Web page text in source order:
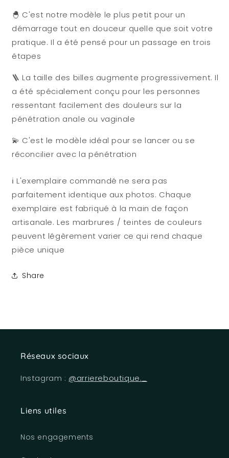
🐣 C'est notre modèle le plus petit pour un
démarrage tout en douceur quelle que soit votre
pratique. Il a été pensé pour un passage en trois
étapes
🪜 La taille des billes augmente progressivement. Il
a été spécialement conçu pour les personnes
ressentant facilement des douleurs sur la
pénétration anale ou vaginale
💫 C'est le modèle idéal pour se lancer ou se
réconcilier avec la pénétration
ℹ️ L'exemplaire commandé ne sera pas
parfaitement identique aux photos. Chaque
exemplaire est fabriqué à la main de façon
artisanale. Les marbrures / teintes de couleurs
peuvent légèrement varier ce qui rend chaque
pièce unique
Share
Réseaux sociaux
Instagram : @arriereboutique._
Liens utiles
Nos engagements